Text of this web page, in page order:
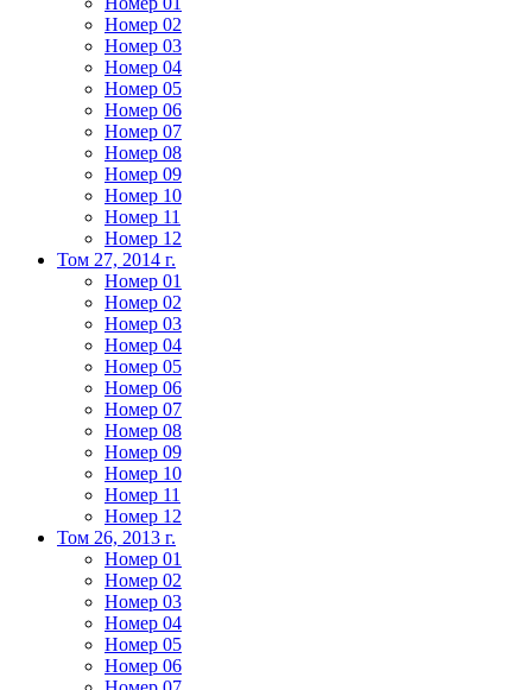
Номер 02
Номер 03
Номер 04
Номер 05
Номер 06
Номер 07
Номер 08
Номер 09
Номер 10
Номер 11
Номер 12
Том 27, 2014 г.
Номер 01
Номер 02
Номер 03
Номер 04
Номер 05
Номер 06
Номер 07
Номер 08
Номер 09
Номер 10
Номер 11
Номер 12
Том 26, 2013 г.
Номер 01
Номер 02
Номер 03
Номер 04
Номер 05
Номер 06